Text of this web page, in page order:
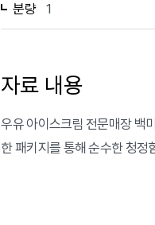
분량 1
자료 내용
우유 아이스크림 전문매장 백
한 패키지를 통해 순수한 청정